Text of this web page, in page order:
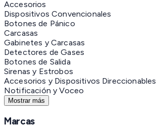
Accesorios
Dispositivos Convencionales
Botones de Pánico
Carcasas
Gabinetes y Carcasas
Detectores de Gases
Botones de Salida
Sirenas y Estrobos
Accesorios y Dispositivos Direccionables
Notificación y Voceo
Mostrar más
Marcas